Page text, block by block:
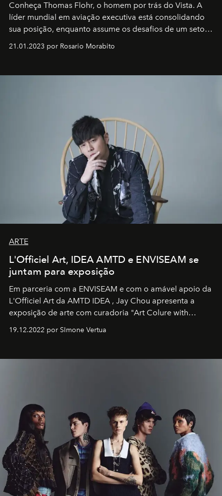
Conheça Thomas Flohr, o homem por trás do Vista. A
líder mundial em aviação executiva está consolidando
sua posição, enquanto assume os desafios de um setor
em rápida evolução e redefinindo o conceito de luxo
21.01.2023 por Rosario Morabito
ARTE
L'Officiel Art, IDEA AMTD e ENVISEAM se
juntam para exposição
Em parceria com a ENVISEAM e com o amável apoio da
L'Officiel Art da AMTD IDEA , Jay Chou apresenta a
exposição de arte com curadoria "Art Colure with
19.12.2022 por SImone Vertua